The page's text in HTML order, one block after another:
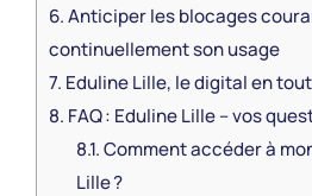
6.Anticiper les blocages
continuellement son usage
7. Eduline Lille, le digital en
8. FAQ : Eduline Lille – vos
8.1.Comment accéder à
Lille ?